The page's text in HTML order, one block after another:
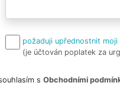
požaduji upřednostnit
(je účtován poplatek za
s Obchodními